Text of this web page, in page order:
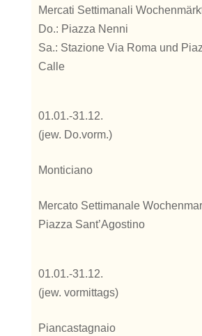
Mercati Settimanali
Do.: Piazza Nenni
Sa.: Stazione Via Roma und
Calle
01.01.-31.12.
(jew. Do.vorm.)
Monticiano
Mercato Settimanale
Piazza Sant’Agostino
01.01.-31.12.
(jew. vormittags)
Piancastagnaio